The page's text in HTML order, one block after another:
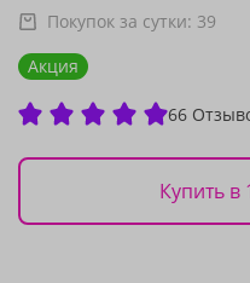
Покупок за сутки: 39
Акция
66
Купить в